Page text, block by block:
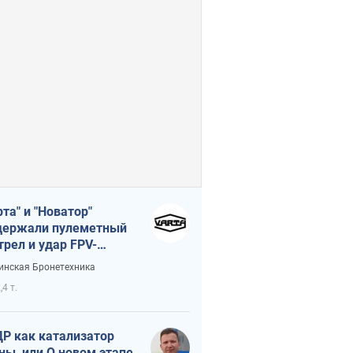
и "Новатор"
пулеметный
и удар FPV-
сохранив жизнь
Бронетехника
т.
как катализатор